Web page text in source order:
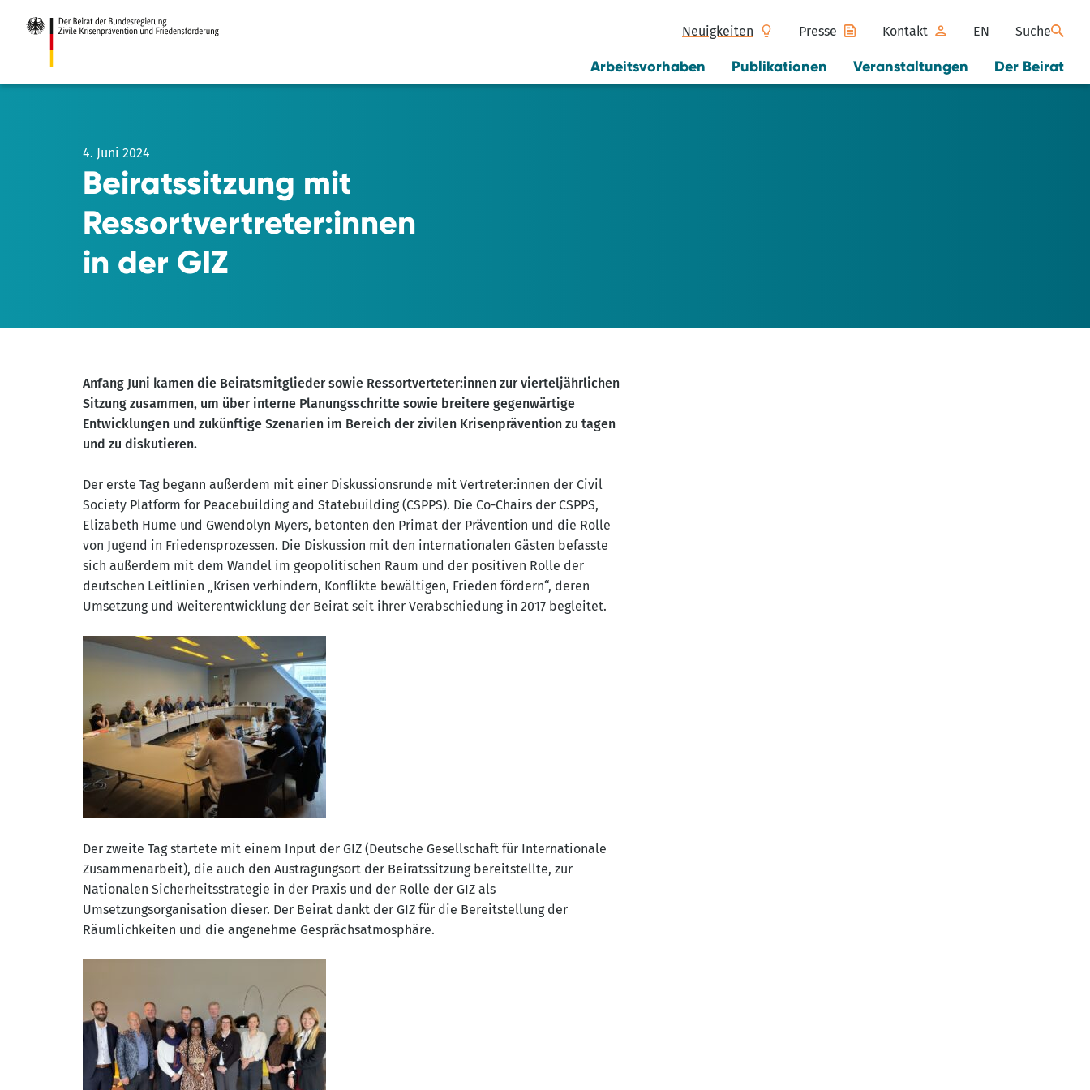
Hauptinhalt
Suche
Arbeitsvorhaben Publikationen Veranstaltungen Der Beirat
Neuigkeiten Presse Kontakt EN
4. Juni 2024
Beiratssitzung mit
Ressortvertreter:innen
in der GIZ
Anfang Juni kamen die Beiratsmitglieder sowie Ressortverteter:innen zur vierteljährlichen
Sitzung zusammen, um über interne Planungsschritte sowie breitere gegenwärtige
Entwicklungen und zukünftige Szenarien im Bereich der zivilen Krisenprävention zu tagen
und zu diskutieren.
Der erste Tag begann außerdem mit einer Diskussionsrunde mit Vertreter:innen der Civil
Society Platform for Peacebuilding and Statebuilding (CSPPS). Die Co-Chairs der CSPPS,
Elizabeth Hume und Gwendolyn Myers, betonten den Primat der Prävention und die Rolle
von Jugend in Friedensprozessen. Die Diskussion mit den internationalen Gästen befasste
sich außerdem mit dem Wandel im geopolitischen Raum und der positiven Rolle der
deutschen Leitlinien „Krisen verhindern, Konflikte bewältigen, Frieden fördern“, deren
Umsetzung und Weiterentwicklung der Beirat seit ihrer Verabschiedung in 2017 begleitet.
Der zweite Tag startete mit einem Input der GIZ (Deutsche Gesellschaft für Internationale
Zusammenarbeit), die auch den Austragungsort der Beiratssitzung bereitstellte, zur
Nationalen Sicherheitsstrategie in der Praxis und der Rolle der GIZ als
Umsetzungsorganisation dieser. Der Beirat dankt der GIZ für die Bereitstellung der
Räumlichkeiten und die angenehme Gesprächsatmosphäre.